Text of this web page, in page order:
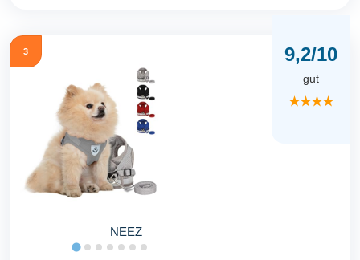
3
NEEZ
9,2/10
gut
★★★★